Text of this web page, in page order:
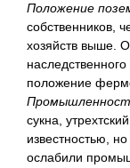
Положение
собственников,
хозяйств выше.
положение
сукна,
известностью,
ослабили